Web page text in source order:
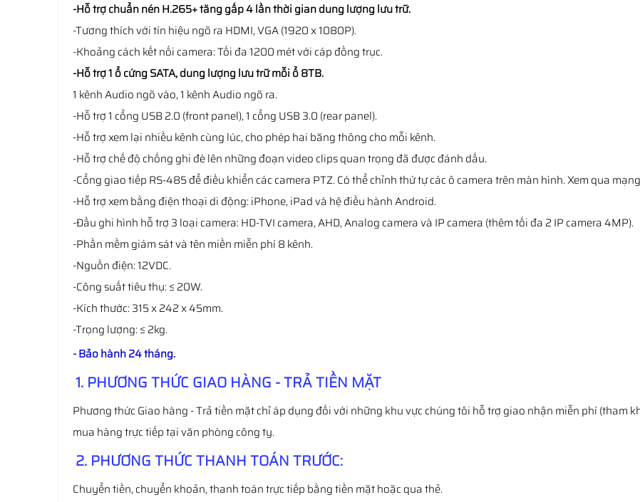
-Hỗ trợ chuẩn nén H.265+ tăng gấp 4 lần thời gian dung lượng lưu trữ.
-Tương thích với tín hiệu ngõ ra HDMI, VGA (1920 x 1080P).
-Khoảng cách kết nối camera: Tối đa 1200 mét với cáp đồng trục.
-Hỗ trợ 1 ổ cứng SATA, dung lượng lưu trữ mỗi ổ 8TB.
1 kênh Audio ngõ vào, 1 kênh Audio ngõ ra.
-Hỗ trợ 1 cổng USB 2.0 (front panel), 1 cổng USB 3.0 (rear panel).
-Hỗ trợ xem lại nhiều kênh cùng lúc, cho phép hai băng thông cho mỗi kênh.
-Hỗ trợ chế độ chống ghi đè lên những đoạn video clips quan trọng đã được đánh dấu.
-Cổng giao tiếp RS-485 để điều khiển các camera PTZ. Có thể chỉnh thứ tự các ô camera trên màn hình. Xem qua
-Hỗ trợ xem bằng điện thoại di động: iPhone, iPad và hệ điều hành Android.
-Đầu ghi hình hỗ trợ 3 loại camera: HD-TVI camera, AHD, Analog camera và IP camera (thêm tối đa 2 IP camera 4MP).
-Phần mềm giám sát và tên miền miễn phí 8 kênh.
-Nguồn điện: 12VDC.
-Công suất tiêu thụ: ≤ 20W.
-Kích thước: 315 x 242 x 45mm.
-Trọng lượng: ≤ 2kg.
- Bảo hành 24 tháng.
1. PHƯƠNG THỨC GIAO HÀNG - TRẢ TIỀN MẶT
Phương thức Giao hàng - Trả tiền mặt chỉ áp dụng đối với những khu vực chúng tôi hỗ trợ giao nhận miễn phí (tham
mua hàng trực tiếp tại văn phòng công ty.
2. PHƯƠNG THỨC THANH TOÁN TRƯỚC:
Chuyển tiền, chuyển khoản, thanh toán trực tiếp bằng tiền mặt hoặc qua thẻ.